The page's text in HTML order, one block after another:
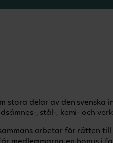
stora delar av den svenska
, stål-, kemi- och
arbetar för rätten